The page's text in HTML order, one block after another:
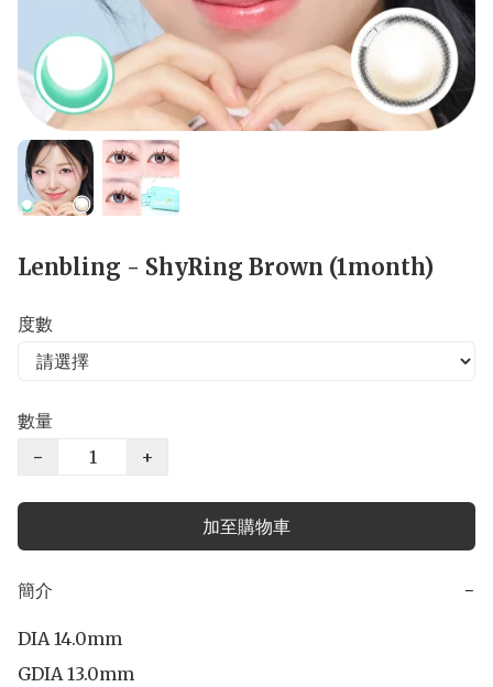
Lenbling - ShyRing Brown (1month)
度數
數量
−
+
加至購物車
簡介 −
DIA 14.0mm
GDIA 13.0mm